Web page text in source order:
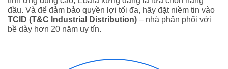
đầu. Và để đảm bảo quyền lợi tối đa, hãy đặt niềm tin vào
TCID (T&C Industrial Distribution) – nhà phân phối với
bề dày hơn 20 năm uy tín.